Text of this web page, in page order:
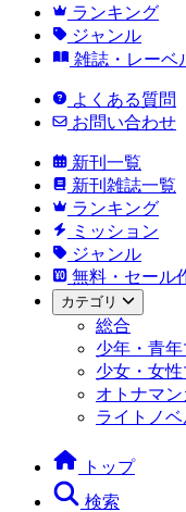
ランキング
ジャンル
雑誌・レーベ
よくある質問
お問い合わせ
新刊一覧
新刊雑誌一覧
ランキング
ミッション
ジャンル
無料・セール
カテゴリ
総合
少年・青
少女・女
オトナマン
ライトノベ
トップ
検索